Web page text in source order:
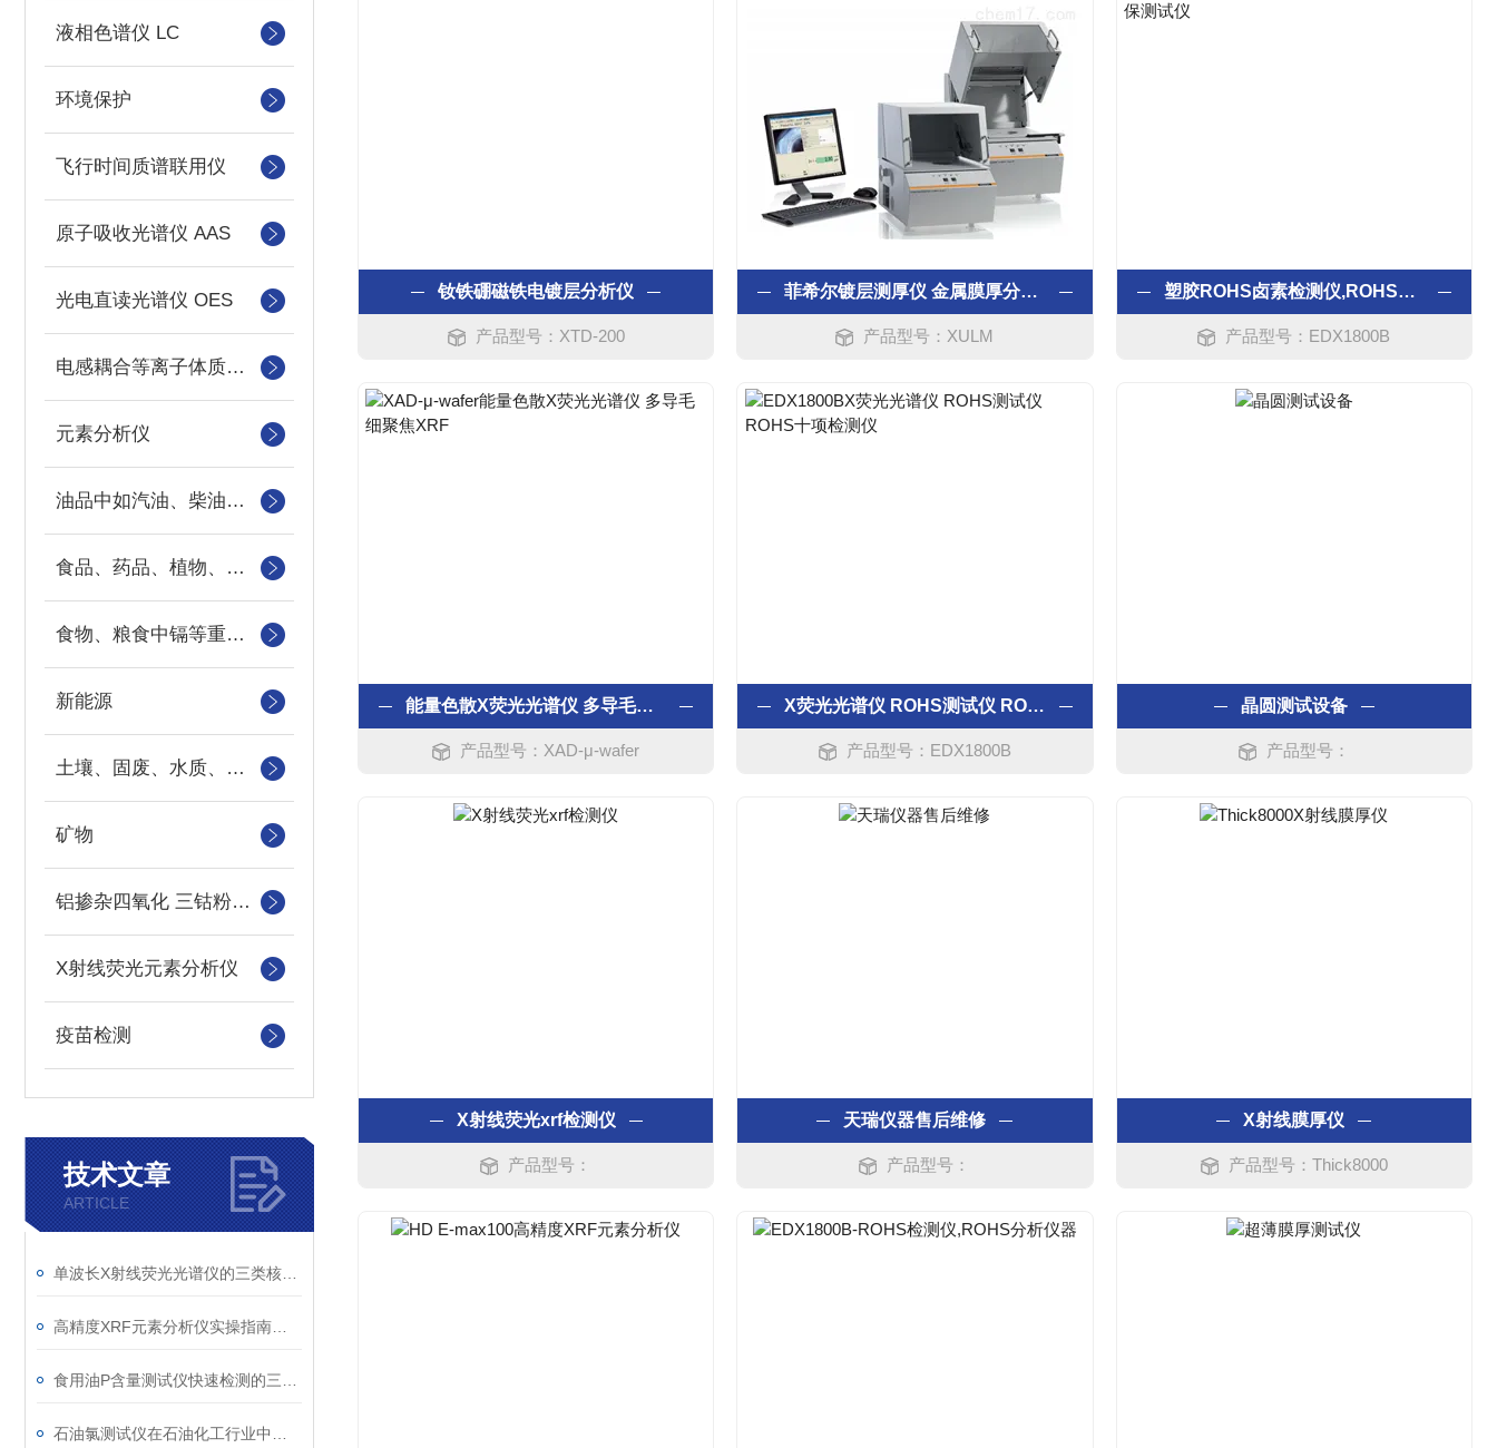
液相色谱仪 LC
环境保护
飞行时间质谱联用仪
原子吸收光谱仪 AAS
光电直读光谱仪 OES
电感耦合等离子体质谱仪
元素分析仪
油品中如汽油、柴油等样品中的硫、氯、硅、磷的快速分析
食品、药品、植物、地下水、地表水以及工业污水中重金属
食物、粮食中镉等重金属元素
新能源
土壤、固废、水质、农作物
矿物
铝掺杂四氧化 三钴粉末中钴、铝元素的检测
X射线荧光元素分析仪
疫苗检测
技术文章
ARTICLE
钕铁硼磁铁电镀层分析仪
产品型号：XTD-200
菲希尔镀层测厚仪 金属膜厚分析仪
产品型号：XULM
塑胶ROHS卤素检测仪,ROHS环保测试仪
产品型号：EDX1800B
能量色散X荧光光谱仪 多导毛细聚焦XRF
产品型号：XAD-μ-wafer
X荧光光谱仪 ROHS测试仪 ROHS十项检测仪
产品型号：EDX1800B
晶圆测试设备
产品型号：
X射线荧光xrf检测仪
产品型号：
天瑞仪器售后维修
产品型号：
X射线膜厚仪
产品型号：Thick8000